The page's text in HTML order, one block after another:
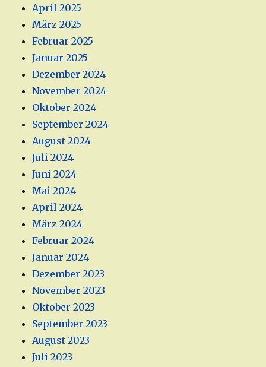
April 2025
März 2025
Februar 2025
Januar 2025
Dezember 2024
November 2024
Oktober 2024
September 2024
August 2024
Juli 2024
Juni 2024
Mai 2024
April 2024
März 2024
Februar 2024
Januar 2024
Dezember 2023
November 2023
Oktober 2023
September 2023
August 2023
Juli 2023